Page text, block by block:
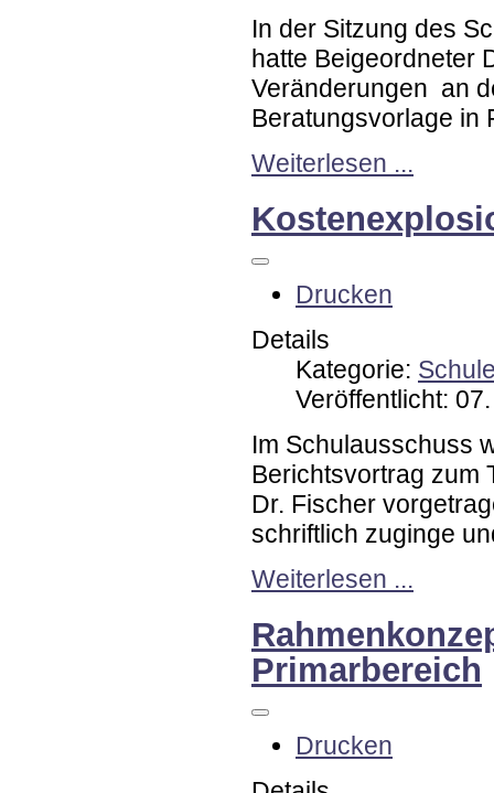
In der Sitzung des
hatte Beigeordneter
Veränderungen an
Beratungsvorlage in
Weiterlesen ...
Drucken
Details
Kategorie:
Veröffentlicht:
Im Schulausschuss
Berichtsvortrag zum
Dr. Fischer
schriftlich zuginge
Weiterlesen ...
Primarbereich
Drucken